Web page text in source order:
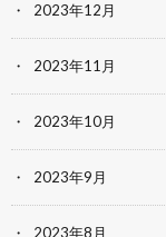
2023年12月
2023年11月
2023年10月
2023年9月
2023年8月